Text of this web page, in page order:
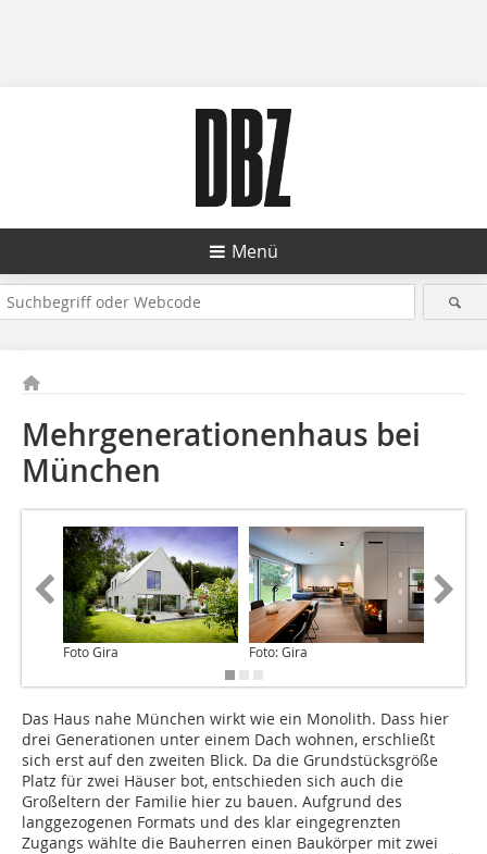
Menü
Mehrgenerationenhaus bei
München
Foto Gira Foto: Gira
Das Haus nahe München wirkt wie ein Monolith. Dass hier
drei Generationen unter einem Dach wohnen, erschließt
sich erst auf den zweiten Blick. Da die Grundstücksgröße
Platz für zwei Häuser bot, entschieden sich auch die
Großeltern der Familie hier zu bauen. Aufgrund des
langgezogenen Formats und des klar eingegrenzten
Zugangs wählte die Bauherren einen Baukörper mit zwei